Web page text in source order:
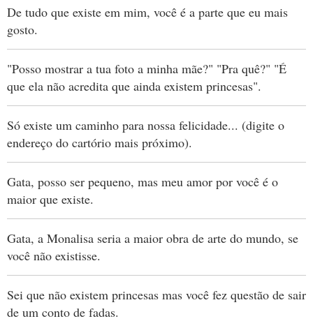
De tudo que existe em mim, você é a parte que eu mais
gosto.
"Posso mostrar a tua foto a minha mãe?" "Pra quê?" "É
que ela não acredita que ainda existem princesas".
Só existe um caminho para nossa felicidade... (digite o
endereço do cartório mais próximo).
Gata, posso ser pequeno, mas meu amor por você é o
maior que existe.
Gata, a Monalisa seria a maior obra de arte do mundo, se
você não existisse.
Sei que não existem princesas mas você fez questão de sair
de um conto de fadas.